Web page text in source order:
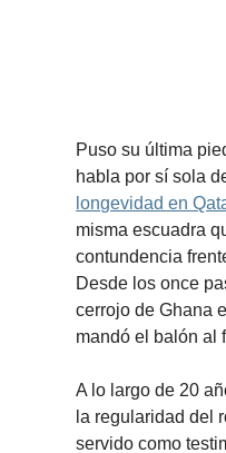
Puso su última
habla por sí sola
longevidad en
misma escuadra
contundencia
Desde los once
cerrojo de Ghana
mandó el balón al
A lo largo de 20
la regularidad del
servido como